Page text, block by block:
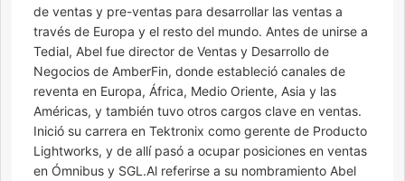
de ventas y pre-ventas para desarrollar las ventas a
través de Europa y el resto del mundo. Antes de unirse a
Tedial, Abel fue director de Ventas y Desarrollo de
Negocios de AmberFin, donde estableció canales de
reventa en Europa, África, Medio Oriente, Asia y las
Américas, y también tuvo otros cargos clave en ventas.
Inició su carrera en Tektronix como gerente de Producto
Lightworks, y de allí pasó a ocupar posiciones en ventas
en Ómnibus y SGL.Al referirse a su nombramiento Abel